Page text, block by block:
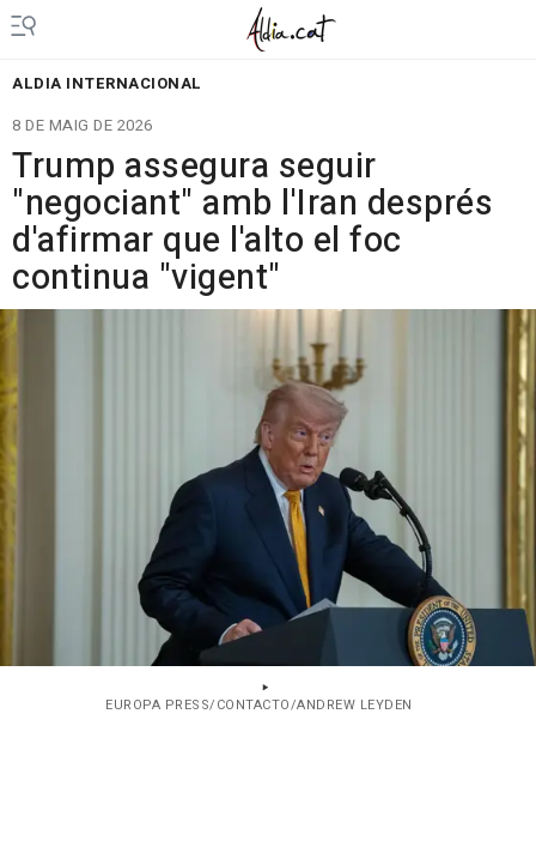
ALDIA INTERNACIONAL
8 DE MAIG DE 2026
Trump assegura seguir
"negociant" amb l'Iran després
d'afirmar que l'alto el foc
continua "vigent"
EUROPA PRESS/CONTACTO/ANDREW LEYDEN